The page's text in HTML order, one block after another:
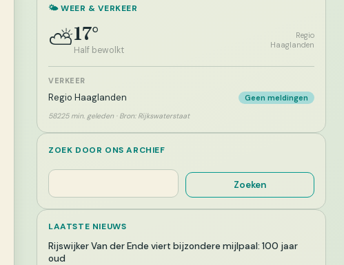
🌤️ WEER & VERKEER
⛅17°
Half bewolkt
Regio
Haaglanden
VERKEER
Regio Haaglanden Geen meldingen
58225 min. geleden · Bron: Rijkswaterstaat
ZOEK DOOR ONS ARCHIEF
Zoeken
Zoeken
LAATSTE NIEUWS
Rijswijker Van der Ende viert bijzondere mijlpaal: 100 jaar
oud